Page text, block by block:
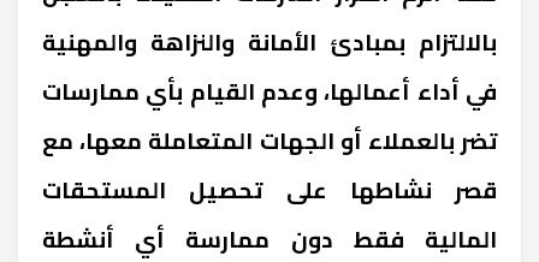
بالالتزام بمبادئ الأمانة والنزاهة والمهنية
في أداء أعمالها، وعدم القيام بأي ممارسات
تضر بالعملاء أو الجهات المتعاملة معها، مع
قصر نشاطها على تحصيل المستحقات
المالية فقط دون ممارسة أي أنشطة